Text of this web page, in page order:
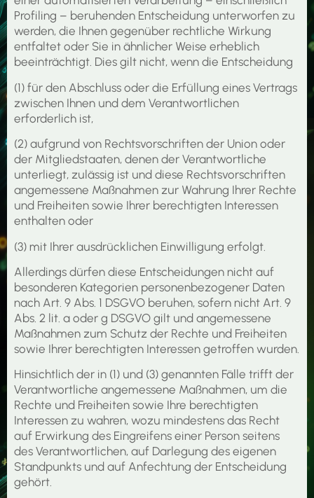
Profiling – beruhenden Entscheidung unterworfen zu
werden, die Ihnen gegenüber rechtliche Wirkung
entfaltet oder Sie in ähnlicher Weise erheblich
beeinträchtigt. Dies gilt nicht, wenn die Entscheidung
(1) für den Abschluss oder die Erfüllung eines Vertrags
zwischen Ihnen und dem Verantwortlichen
erforderlich ist,
(2) aufgrund von Rechtsvorschriften der Union oder
der Mitgliedstaaten, denen der Verantwortliche
unterliegt, zulässig ist und diese Rechtsvorschriften
angemessene Maßnahmen zur Wahrung Ihrer Rechte
und Freiheiten sowie Ihrer berechtigten Interessen
enthalten oder
(3) mit Ihrer ausdrücklichen Einwilligung erfolgt.
Allerdings dürfen diese Entscheidungen nicht auf
besonderen Kategorien personenbezogener Daten
nach Art. 9 Abs. 1 DSGVO beruhen, sofern nicht Art. 9
Abs. 2 lit. a oder g DSGVO gilt und angemessene
Maßnahmen zum Schutz der Rechte und Freiheiten
sowie Ihrer berechtigten Interessen getroffen wurden.
Hinsichtlich der in (1) und (3) genannten Fälle trifft der
Verantwortliche angemessene Maßnahmen, um die
Rechte und Freiheiten sowie Ihre berechtigten
Interessen zu wahren, wozu mindestens das Recht
auf Erwirkung des Eingreifens einer Person seitens
des Verantwortlichen, auf Darlegung des eigenen
Standpunkts und auf Anfechtung der Entscheidung
gehört.